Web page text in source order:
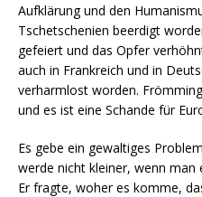
Aufklärung und den
Tschetschenien beerdigt
gefeiert und das Opfer
auch in Frankreich und in
verharmlost worden.
und es ist eine Schande für
Es gebe ein gewaltiges
werde nicht kleiner, wenn man
Er fragte, woher es komme,